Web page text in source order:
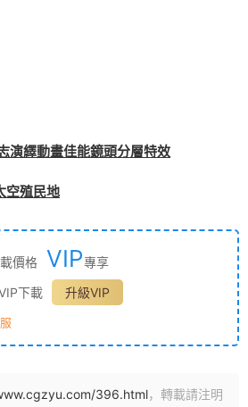
演繹動畫佳能鏡頭分層特效
空殖民地
價格 VIP專享
下載
升級VIP
396.html，轉載請注明